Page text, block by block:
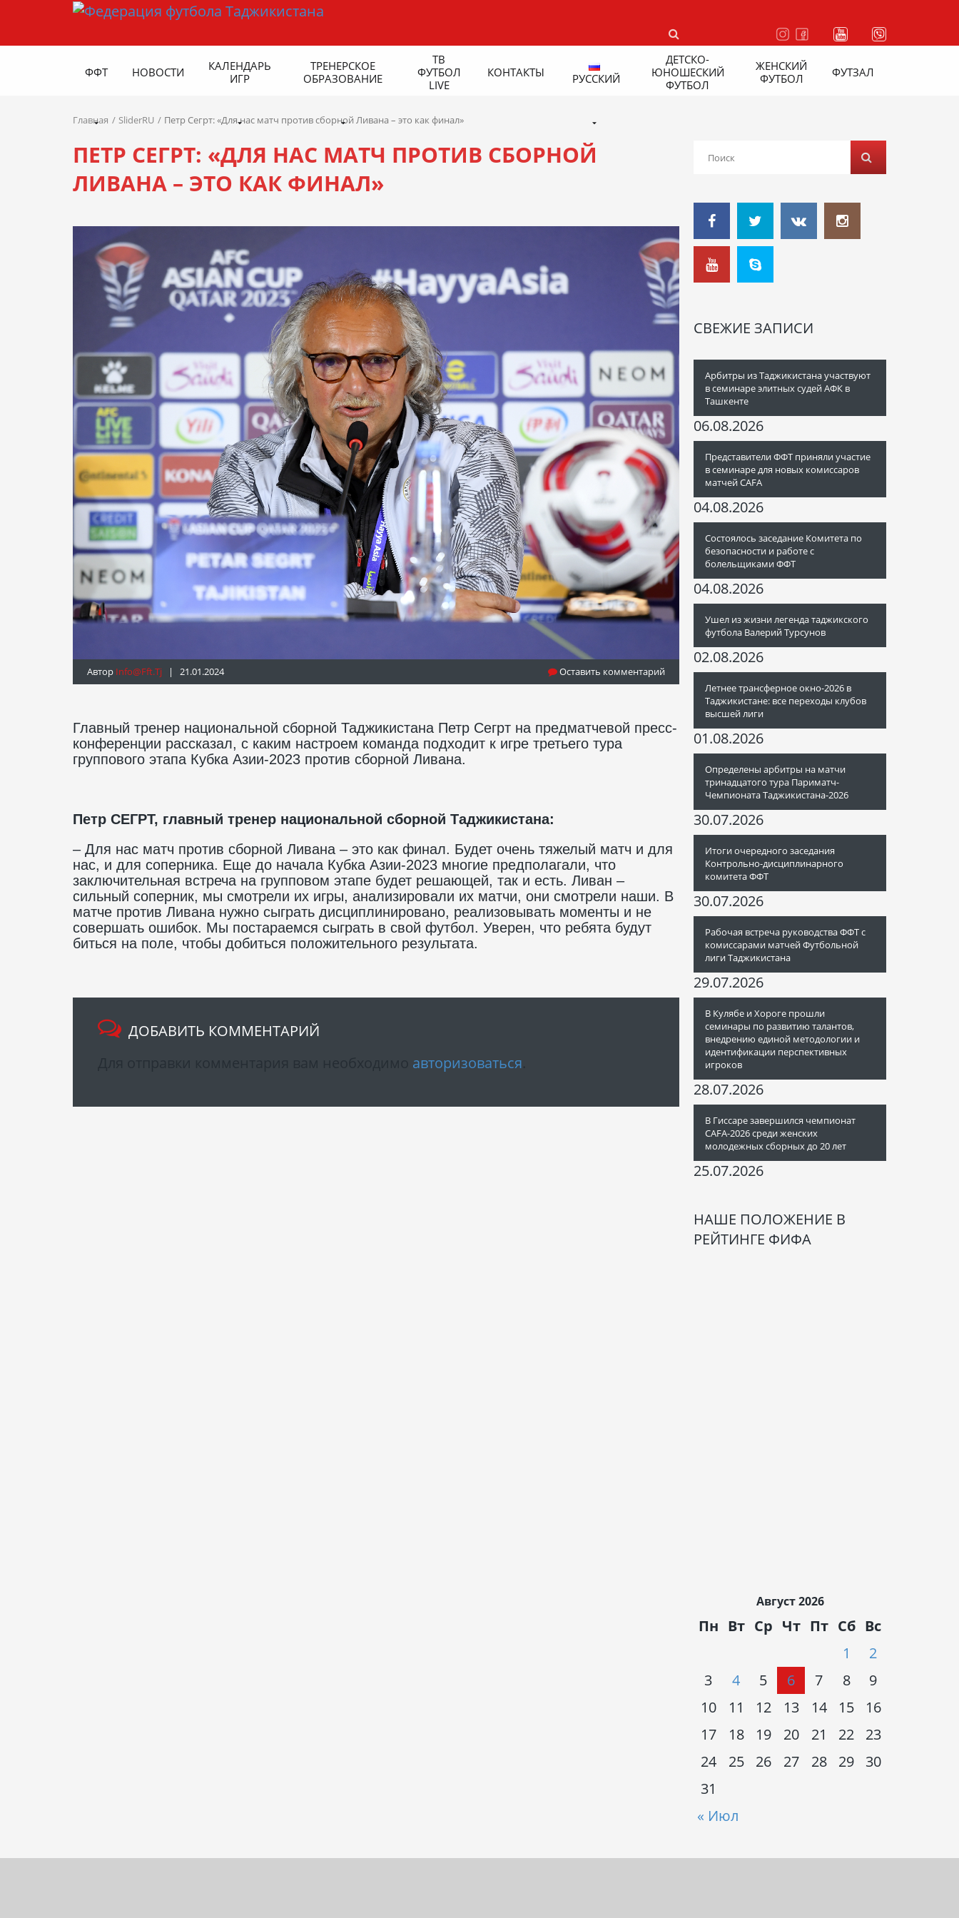
ФФТ НОВОСТИ
КАЛЕНДАРЬ
ИГР
ТРЕНЕРСКОЕ
ОБРАЗОВАНИЕ
ТВ
ФУТБОЛ
LIVE
КОНТАКТЫ РУССКИЙ
ДЕТСКО-
ЮНОШЕСКИЙ
ФУТБОЛ
ЖЕНСКИЙ
ФУТБОЛ
ФУТЗАЛ
Главная SliderRU Петр Сегрт: «Для нас матч против сборной Ливана – это как финал»
ПЕТР СЕГРТ: «ДЛЯ НАС МАТЧ ПРОТИВ СБОРНОЙ
ЛИВАНА – ЭТО КАК ФИНАЛ»
Автор Info@fft.tj | 21.01.2024 Оставить комментарий
Главный тренер национальной сборной Таджикистана Петр Сегрт на предматчевой пресс-
конференции рассказал, с каким настроем команда подходит к игре третьего тура
группового этапа Кубка Азии-2023 против сборной Ливана.
Петр СЕГРТ, главный тренер национальной сборной Таджикистана:
– Для нас матч против сборной Ливана – это как финал. Будет очень тяжелый матч и для
нас, и для соперника. Еще до начала Кубка Азии-2023 многие предполагали, что
заключительная встреча на групповом этапе будет решающей, так и есть. Ливан –
сильный соперник, мы смотрели их игры, анализировали их матчи, они смотрели наши. В
матче против Ливана нужно сыграть дисциплинировано, реализовывать моменты и не
совершать ошибок. Мы постараемся сыграть в свой футбол. Уверен, что ребята будут
биться на поле, чтобы добиться положительного результата.
ДОБАВИТЬ КОММЕНТАРИЙ
авторизоваться
СВЕЖИЕ ЗАПИСИ
Арбитры из Таджикистана участвуют
в семинаре элитных судей АФК в
Ташкенте
06.08.2026
Представители ФФТ приняли участие
в семинаре для новых комиссаров
матчей CAFA
04.08.2026
Состоялось заседание Комитета по
безопасности и работе с
болельщиками ФФТ
04.08.2026
Ушел из жизни легенда таджикского
футбола Валерий Турсунов
02.08.2026
Летнее трансферное окно-2026 в
Таджикистане: все переходы клубов
высшей лиги
01.08.2026
Определены арбитры на матчи
тринадцатого тура Париматч-
Чемпионата Таджикистана-2026
30.07.2026
Итоги очередного заседания
Контрольно-дисциплинарного
комитета ФФТ
30.07.2026
Рабочая встреча руководства ФФТ с
комиссарами матчей Футбольной
лиги Таджикистана
29.07.2026
В Кулябе и Хороге прошли
семинары по развитию талантов,
внедрению единой методологии и
идентификации перспективных
игроков
28.07.2026
В Гиссаре завершился чемпионат
CAFA-2026 среди женских
молодежных сборных до 20 лет
25.07.2026
НАШЕ ПОЛОЖЕНИЕ В
РЕЙТИНГЕ ФИФА
Август 2026
Пн Вт Ср Чт Пт Сб Вс
« Июл
1
2
3
4 5 6 7 8
9
10
11 12 13 14 15
16
17
18 19 20 21 22
23
24
25 26 27 28 29
30
31